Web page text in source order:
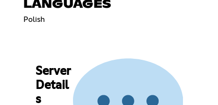
LANGUAGES
Polish
Server
Detail
s